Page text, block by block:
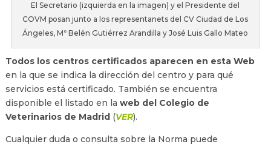
El Secretario (izquierda en la imagen) y el Presidente del
COVM posan junto a los representanets del CV Ciudad de Los
Ángeles, Mª Belén Gutiérrez Arandilla y José Luis Gallo Mateo
Todos los centros certificados aparecen en esta Web
en la que se indica la dirección del centro y para qué
servicios está certificado. También se encuentra
disponible el listado en la web del Colegio de
Veterinarios de Madrid(VER).
Cualquier duda o consulta sobre la Norma puede